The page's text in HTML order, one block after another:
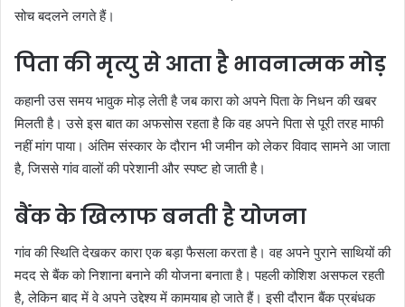
सोच बदलने लगते हैं।
पिता की मृत्यु से आता है भावनात्मक मोड़
कहानी उस समय भावुक मोड़ लेती है जब कारा को अपने पिता के निधन की खबर
मिलती है। उसे इस बात का अफसोस रहता है कि वह अपने पिता से पूरी तरह माफी
नहीं मांग पाया। अंतिम संस्कार के दौरान भी जमीन को लेकर विवाद सामने आ जाता
है, जिससे गांव वालों की परेशानी और स्पष्ट हो जाती है।
बैंक के खिलाफ बनती है योजना
गांव की स्थिति देखकर कारा एक बड़ा फैसला करता है। वह अपने पुराने साथियों की
मदद से बैंक को निशाना बनाने की योजना बनाता है। पहली कोशिश असफल रहती
है, लेकिन बाद में वे अपने उद्देश्य में कामयाब हो जाते हैं। इसी दौरान बैंक प्रबंधक